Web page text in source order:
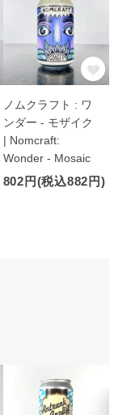
ノムクラフト : ワ
ンダー - モザイク
| Nomcraft:
Wonder - Mosaic
802円(税込882円)